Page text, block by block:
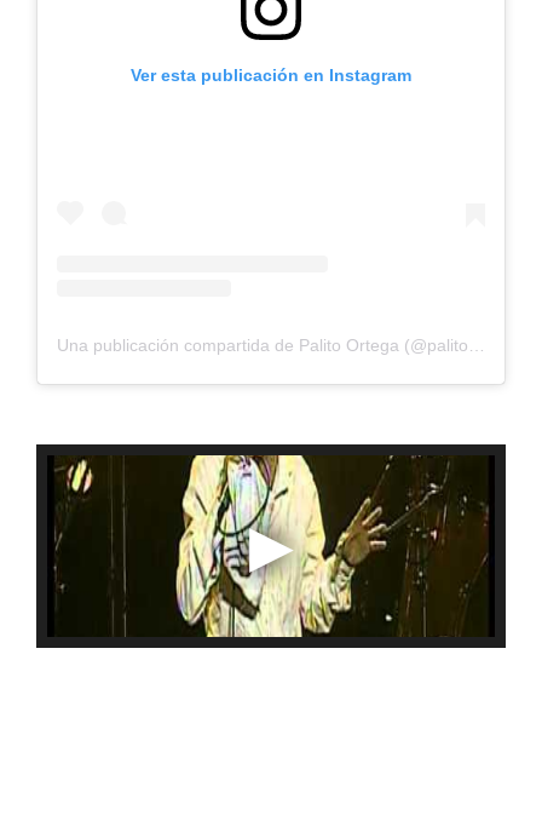
Ver esta publicación en Instagram